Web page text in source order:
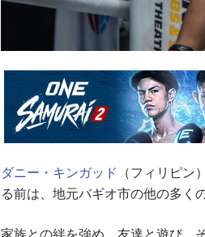
ダニー・キンガッド
（フィリピ
る前は、地元バギオ市の他の多く